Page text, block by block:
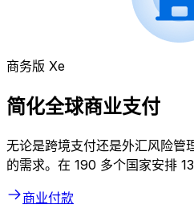
商务版 Xe
简化全球商业支付
无论是跨境支付还是外汇风险管
的需求。在 190 多个国家安排
商业付款